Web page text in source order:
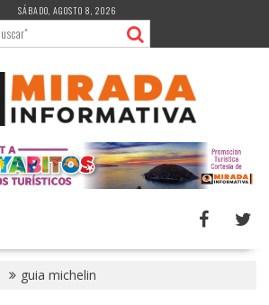
SÁBADO, AGOSTO 8, 2026
guia michelin